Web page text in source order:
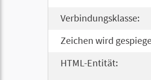
Verbindungsklasse:
Zeichen wird
HTML-Entität: